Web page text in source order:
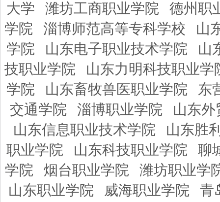
大学
潍坊工商职业学院
德州职
学院
淄博师范高等专科学校
山
学院
山东电子职业技术学院
山
技职业学院
山东力明科技职业学
学院
山东畜牧兽医职业学院
东
交通学院
淄博职业学院
山东外
山东信息职业技术学院
山东胜
职业学院
山东科技职业学院
聊
学院
烟台职业学院
潍坊职业学
山东职业学院
威海职业学院
青